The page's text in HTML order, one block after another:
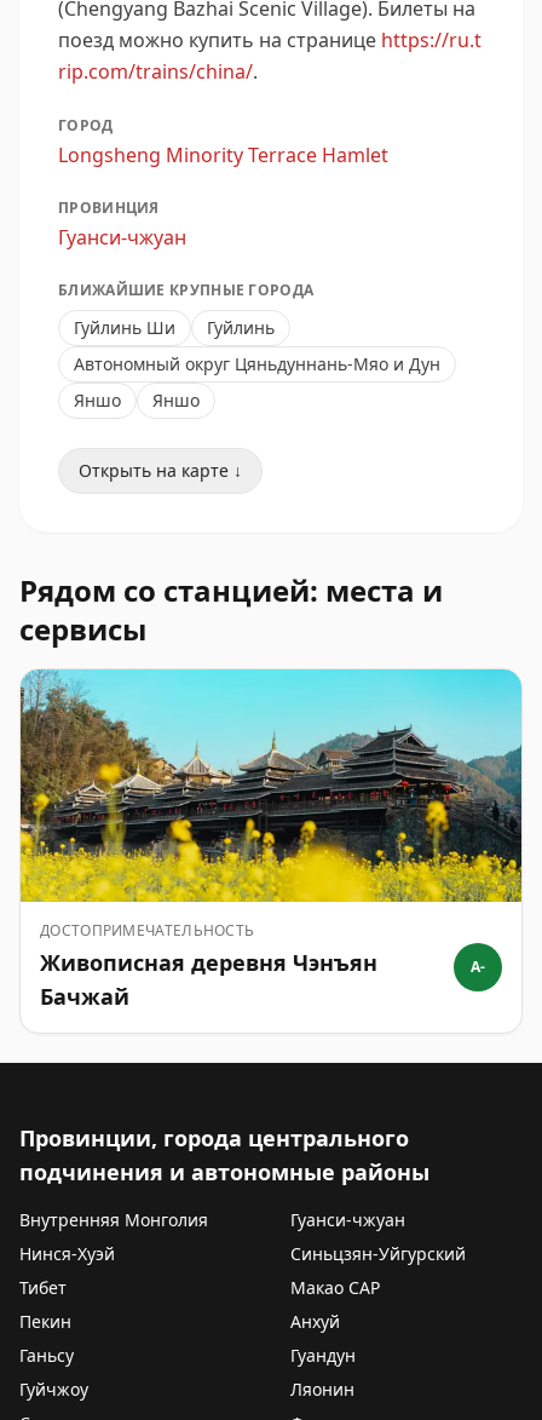
(Chengyang Bazhai Scenic Village). Билеты на
поезд можно купить на странице https://ru.t
rip.com/trains/china/.
ГОРОД
Longsheng Minority Terrace Hamlet
ПРОВИНЦИЯ
Гуанси-чжуан
БЛИЖАЙШИЕ КРУПНЫЕ ГОРОДА
Гуйлинь Ши
Гуйлинь
Автономный округ Цяньдуннань-Мяо и Дун
Яншо
Яншо
Открыть на карте ↓
Рядом со станцией: места и
сервисы
ДОСТОПРИМЕЧАТЕЛЬНОСТЬ
Живописная деревня Чэнъян
Бачжай
A-
Провинции, города центрального
подчинения и автономные районы
Внутренняя Монголия
Гуанси-чжуан
Нинся-Хуэй
Синьцзян-Уйгурский
Тибет
Макао САР
Пекин
Анхуй
Ганьсу
Гуандун
Гуйчжоу
Ляонин